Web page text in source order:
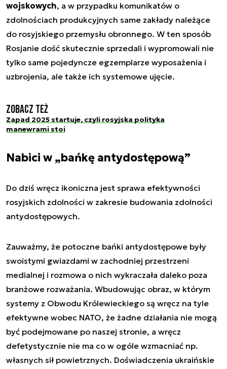
wojskowych, a w przypadku komunikatów o
zdolnościach produkcyjnych same zakłady należące
do rosyjskiego przemysłu obronnego. W ten sposób
Rosjanie dość skutecznie sprzedali i wypromowali nie
tylko same pojedyncze egzemplarze wyposażenia i
uzbrojenia, ale także ich systemowe ujęcie.
Zobacz też
Zapad 2025 startuje, czyli rosyjska polityka
manewrami stoi
Nabici w „bańkę antydostępową”
Do dziś wręcz ikoniczna jest sprawa efektywności
rosyjskich zdolności w zakresie budowania zdolności
antydostępowych.
Zauważmy, że potoczne bańki antydostępowe były
swoistymi gwiazdami w zachodniej przestrzeni
medialnej i rozmowa o nich wykraczała daleko poza
branżowe rozważania. Wbudowując obraz, w którym
systemy z Obwodu Królewieckiego są wręcz na tyle
efektywne wobec NATO, że żadne działania nie mogą
być podejmowane po naszej stronie, a wręcz
defetystycznie nie ma co w ogóle wzmacniać np.
własnych sił powietrznych. Doświadczenia ukraińskie